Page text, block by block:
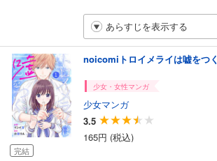
あらすじを表示する
完結
noicomiトロイメライは嘘をつく
少女・女性マンガ
少女マンガ
3.5
165円 (税込)